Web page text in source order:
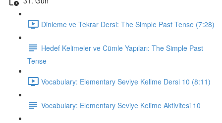
Dinleme ve Tekrar Dersi: The Simple Past Tense (7:28)
Hedef Kelimeler ve Cümle Yapıları: The Simple Past
Tense
Vocabulary: Elementary Seviye Kelime Dersi 10 (8:11)
Vocabulary: Elementary Seviye Kelime Aktivitesi 10